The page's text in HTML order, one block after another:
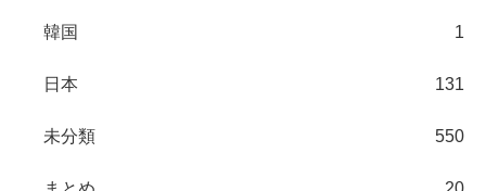
韓国 1
日本 131
未分類 550